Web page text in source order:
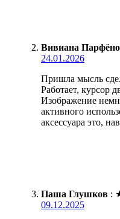
Вивиана
24.01.2026
Пришла мысль
Работает, курсор
Изображение
активного
аксессуара это,
Паша Глушков :
09.12.2025